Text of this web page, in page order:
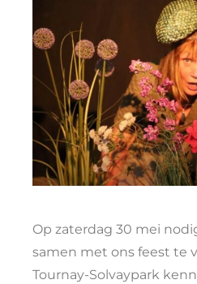
Op zaterdag 30 mei
samen met ons feest te
Tournay-Solvaypark